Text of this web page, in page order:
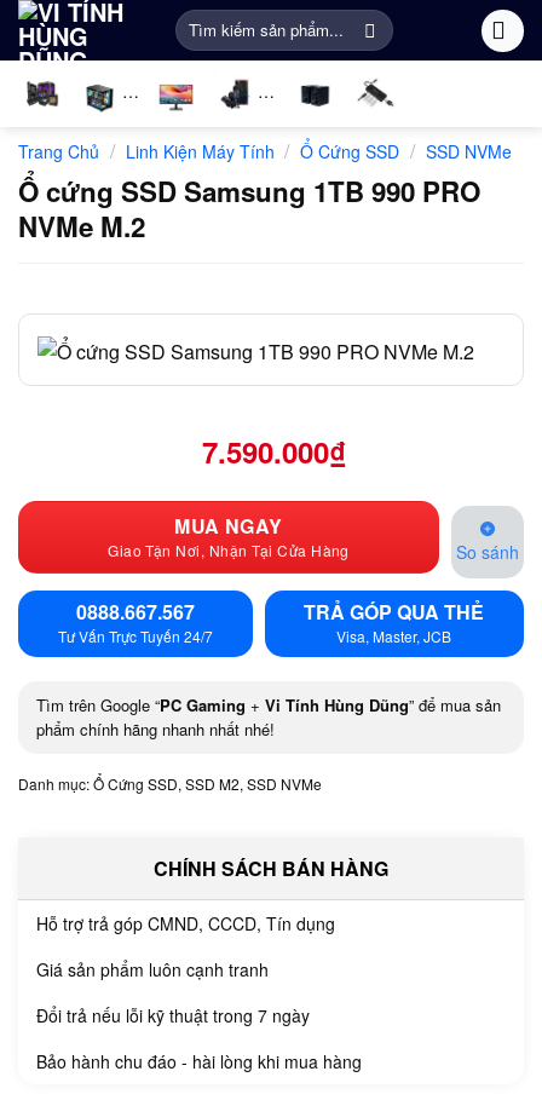
Bỏ
qua
dung
Tìm
kiếm:
kiện
máy
tính
Gaming
Hình
Máy
Tính
Gear
thanh
Kiện
Khác
Trang Chủ / Linh Kiện Máy Tính / Ổ Cứng SSD / SSD NVMe
Ổ cứng SSD Samsung 1TB 990 PRO
NVMe M.2
7.590.000₫
MUA NGAY
Giao Tận Nơi, Nhận Tại Cửa Hàng So sánh
0888.667.567
Tư Vấn Trực Tuyến 24/7
TRẢ GÓP QUA THẺ
Visa, Master, JCB
Tìm trên Google “PC Gaming + Vi Tính Hùng Dũng” để mua sản
phẩm chính hãng nhanh nhất nhé!
Danh mục:Ổ Cứng SSD, SSD M2, SSD NVMe
CHÍNH SÁCH BÁN HÀNG
Hỗ trợ trả góp CMND, CCCD, Tín dụng
Giá sản phẩm luôn cạnh tranh
Đổi trả nếu lỗi kỹ thuật trong 7 ngày
Bảo hành chu đáo - hài lòng khi mua hàng